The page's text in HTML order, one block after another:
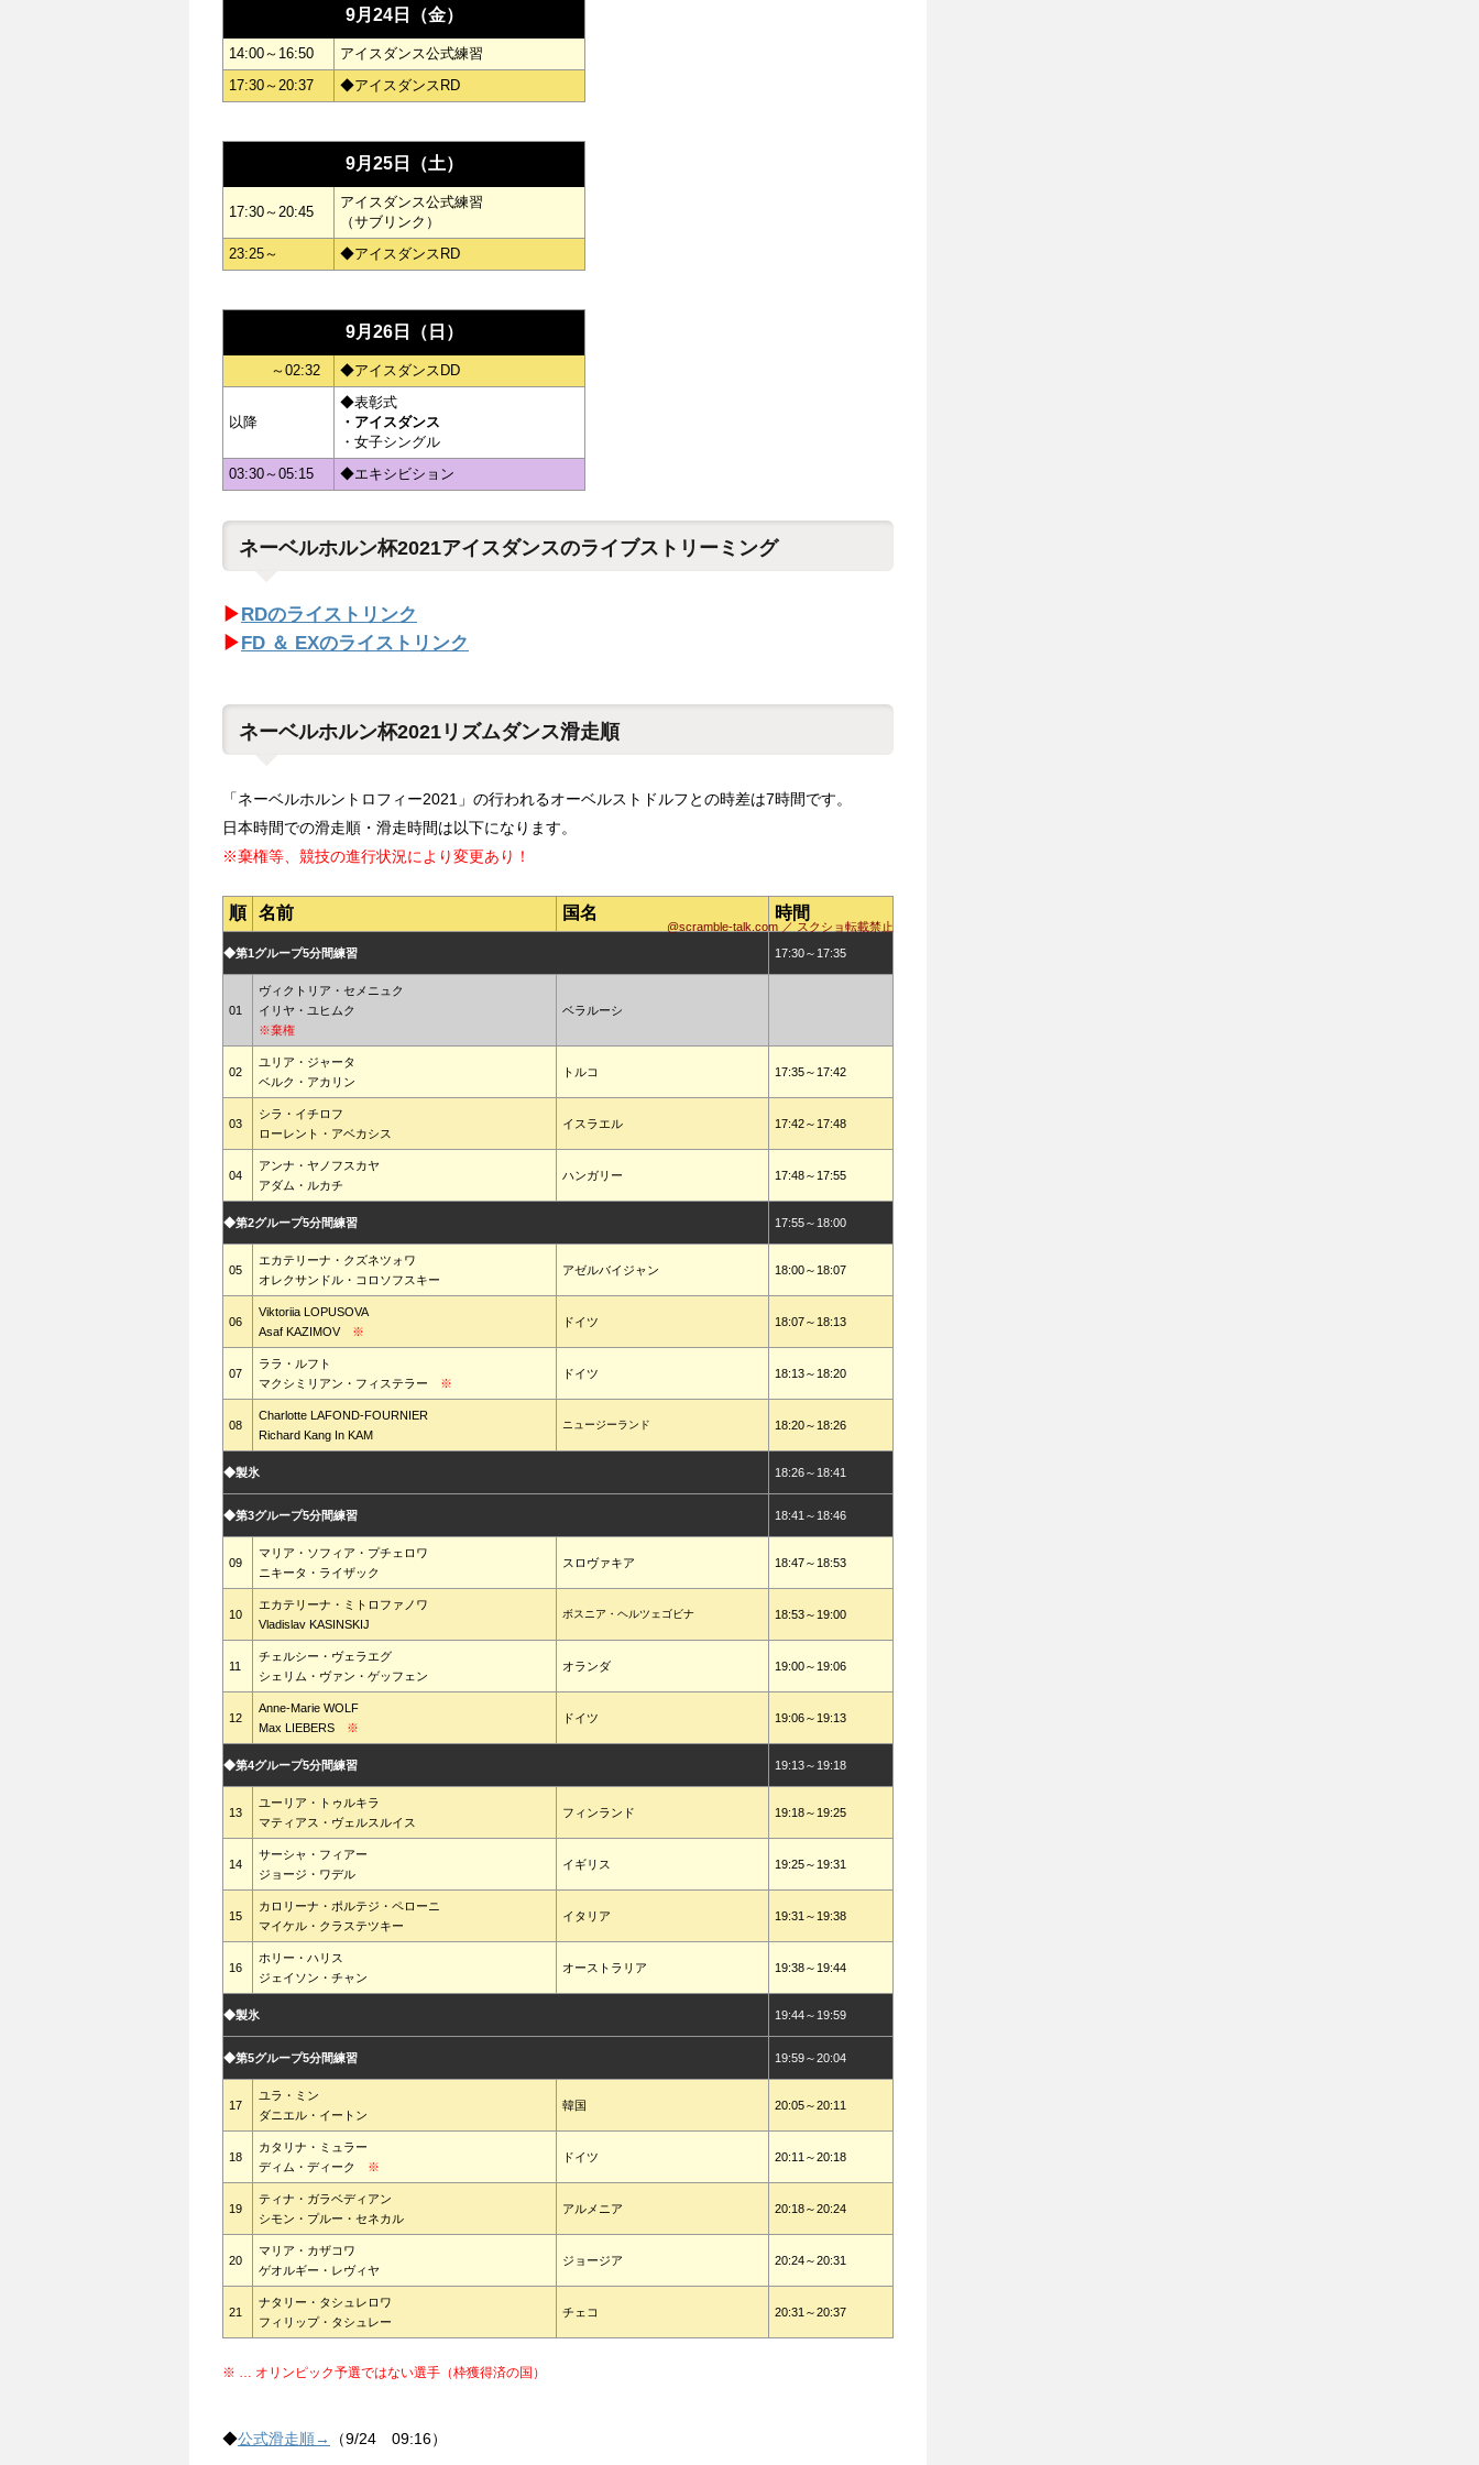
9月24日（金）
14:00～16:50
アイスダンス公式練習
17:30～20:37
◆アイスダンスRD
9月25日（土）
17:30～20:45
アイスダンス公式練習
（サブリンク）
23:25～
◆アイスダンスRD
9月26日（日）
～02:32 ◆アイスダンスDD
以降
◆表彰式
・アイスダンス
・女子シングル
03:30～05:15
◆エキシビション
ネーベルホルン杯2021アイスダンスのライブストリーミング
▶RDのライストリンク
▶FD ＆ EXのライストリンク
ネーベルホルン杯2021リズムダンス滑走順
「ネーベルホルントロフィー2021」の行われるオーベルストドルフとの時差は7時間です。
日本時間での滑走順・滑走時間は以下になります。
※棄権等、競技の進行状況により変更あり！
@scramble-talk.com ／ スクショ転載禁止
順 名前 国名 時間
◆第1グループ5分間練習 17:30～17:35
01
ヴィクトリア・セメニュク
イリヤ・ユヒムク
※棄権
ベラルーシ
02
ユリア・ジャータ
ベルク・アカリン
トルコ 17:35～17:42
03
シラ・イチロフ
ローレント・アベカシス
イスラエル 17:42～17:48
04
アンナ・ヤノフスカヤ
アダム・ルカチ
ハンガリー 17:48～17:55
◆第2グループ5分間練習 17:55～18:00
05
エカテリーナ・クズネツォワ
オレクサンドル・コロソフスキー
アゼルバイジャン 18:00～18:07
06
Viktoriia LOPUSOVA
Asaf KAZIMOV ※
ドイツ 18:07～18:13
07
ララ・ルフト
マクシミリアン・フィステラー ※
ドイツ 18:13～18:20
08
Charlotte LAFOND-FOURNIER
Richard Kang In KAM
ニュージーランド 18:20～18:26
◆製氷 18:26～18:41
◆第3グループ5分間練習 18:41～18:46
09
マリア・ソフィア・プチェロワ
ニキータ・ライザック
スロヴァキア 18:47～18:53
10
エカテリーナ・ミトロファノワ
Vladislav KASINSKIJ
ボスニア・ヘルツェゴビナ 18:53～19:00
11
チェルシー・ヴェラエグ
シェリム・ヴァン・ゲッフェン
オランダ 19:00～19:06
12
Anne-Marie WOLF
Max LIEBERS ※
ドイツ 19:06～19:13
◆第4グループ5分間練習 19:13～19:18
13
ユーリア・トゥルキラ
マティアス・ヴェルスルイス
フィンランド 19:18～19:25
14
サーシャ・フィアー
ジョージ・ワデル
イギリス 19:25～19:31
15
カロリーナ・ポルテジ・ペローニ
マイケル・クラステツキー
イタリア 19:31～19:38
16
ホリー・ハリス
ジェイソン・チャン
オーストラリア 19:38～19:44
◆製氷 19:44～19:59
◆第5グループ5分間練習 19:59～20:04
17
ユラ・ミン
ダニエル・イートン
韓国 20:05～20:11
18
カタリナ・ミュラー
ディム・ディーク ※
ドイツ 20:11～20:18
19
ティナ・ガラベディアン
シモン・プルー・セネカル
アルメニア 20:18～20:24
20
マリア・カザコワ
ゲオルギー・レヴィヤ
ジョージア 20:24～20:31
21
ナタリー・タシュレロワ
フィリップ・タシュレー
チェコ 20:31～20:37
※ … オリンピック予選ではない選手（枠獲得済の国）
◆公式滑走順→ （9/24 09:16）